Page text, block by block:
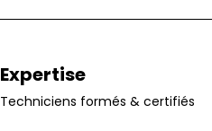
Expertise
Techniciens formés & certifiés